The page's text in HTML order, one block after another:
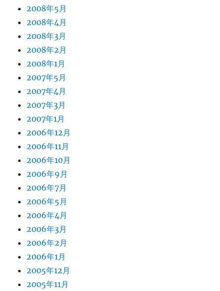
2008年5月
2008年4月
2008年3月
2008年2月
2008年1月
2007年5月
2007年4月
2007年3月
2007年1月
2006年12月
2006年11月
2006年10月
2006年9月
2006年7月
2006年5月
2006年4月
2006年3月
2006年2月
2006年1月
2005年12月
2005年11月